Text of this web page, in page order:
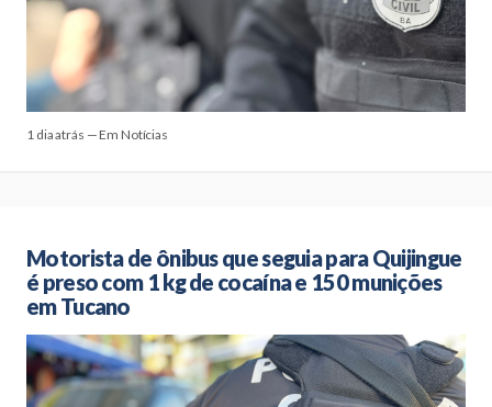
1 dia atrás — Em Notícias
Motorista de ônibus que seguia para Quijingue
é preso com 1 kg de cocaína e 150 munições
em Tucano